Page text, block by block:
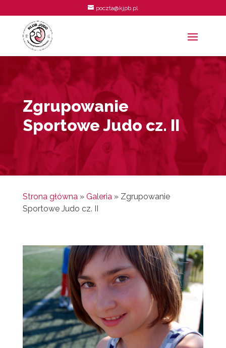
poczta@kjpb.pl
Zgrupowanie
Sportowe Judo cz. II
Strona główna» Galeria» Zgrupowanie
Sportowe Judo cz. II